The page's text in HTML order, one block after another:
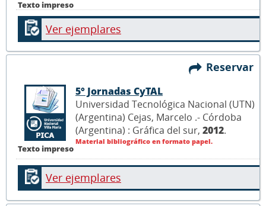
Texto impreso
Ver ejemplares
Reservar
Texto impreso
5° Jornadas CyTAL
Universidad Tecnológica Nacional (UTN)
(Argentina) Cejas, Marcelo .- Córdoba
(Argentina) : Gráfica del sur, 2012.
Material bibliográfico en formato papel.
Ver ejemplares